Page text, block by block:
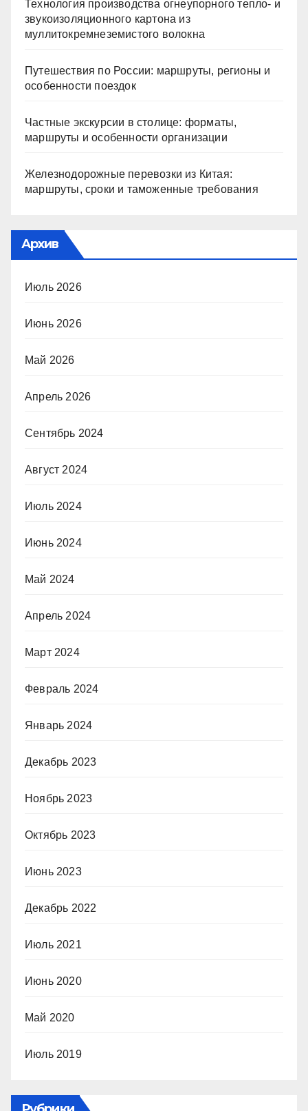
Технология производства огнеупорного тепло- и
звукоизоляционного картона из
муллитокремнеземистого волокна
Путешествия по России: маршруты, регионы и
особенности поездок
Частные экскурсии в столице: форматы,
маршруты и особенности организации
Железнодорожные перевозки из Китая:
маршруты, сроки и таможенные требования
Архив
Июль 2026
Июнь 2026
Май 2026
Апрель 2026
Сентябрь 2024
Август 2024
Июль 2024
Июнь 2024
Май 2024
Апрель 2024
Март 2024
Февраль 2024
Январь 2024
Декабрь 2023
Ноябрь 2023
Октябрь 2023
Июнь 2023
Декабрь 2022
Июль 2021
Июнь 2020
Май 2020
Июль 2019